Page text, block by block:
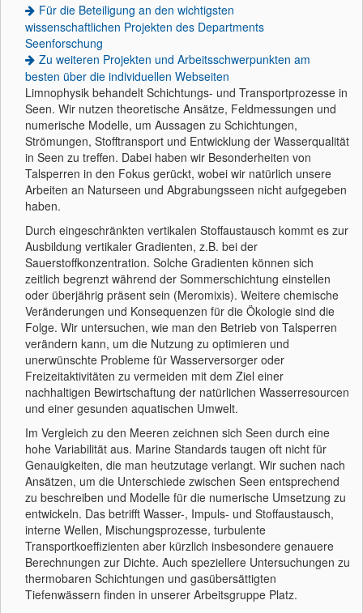
Für die Beteiligung an den wichtigsten
wissenschaftlichen Projekten des Departments
Seenforschung
Zu weiteren Projekten und Arbeitsschwerpunkten am
besten über die individuellen Webseiten
Limnophysik behandelt Schichtungs- und Transportprozesse in
Seen. Wir nutzen theoretische Ansätze, Feldmessungen und
numerische Modelle, um Aussagen zu Schichtungen,
Strömungen, Stofftransport und Entwicklung der Wasserqualität
in Seen zu treffen. Dabei haben wir Besonderheiten von
Talsperren in den Fokus gerückt, wobei wir natürlich unsere
Arbeiten an Naturseen und Abgrabungsseen nicht aufgegeben
haben.
Durch eingeschränkten vertikalen Stoffaustausch kommt es zur
Ausbildung vertikaler Gradienten, z.B. bei der
Sauerstoffkonzentration. Solche Gradienten können sich
zeitlich begrenzt während der Sommerschichtung einstellen
oder überjährig präsent sein (Meromixis). Weitere chemische
Veränderungen und Konsequenzen für die Ökologie sind die
Folge. Wir untersuchen, wie man den Betrieb von Talsperren
verändern kann, um die Nutzung zu optimieren und
unerwünschte Probleme für Wasserversorger oder
Freizeitaktivitäten zu vermeiden mit dem Ziel einer
nachhaltigen Bewirtschaftung der natürlichen Wasserresourcen
und einer gesunden aquatischen Umwelt.
Im Vergleich zu den Meeren zeichnen sich Seen durch eine
hohe Variabilität aus. Marine Standards taugen oft nicht für
Genauigkeiten, die man heutzutage verlangt. Wir suchen nach
Ansätzen, um die Unterschiede zwischen Seen entsprechend
zu beschreiben und Modelle für die numerische Umsetzung zu
entwickeln. Das betrifft Wasser-, Impuls- und Stoffaustausch,
interne Wellen, Mischungsprozesse, turbulente
Transportkoeffizienten aber kürzlich insbesondere genauere
Berechnungen zur Dichte. Auch speziellere Untersuchungen zu
thermobaren Schichtungen und gasübersättigten
Tiefenwässern finden in unserer Arbeitsgruppe Platz.